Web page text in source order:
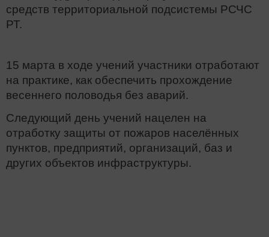
средств территориальной подсистемы РСЧС
РТ.
15 марта в ходе учений участники отработают
на практике, как обеспечить прохождение
весеннего половодья без аварий.
Следующий день учений нацелен на
отработку защиты от пожаров населённых
пунктов, предприятий, организаций, баз и
других объектов инфраструктуры.